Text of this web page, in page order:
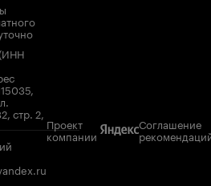
стр. 2,
Проект
компании
Соглашение